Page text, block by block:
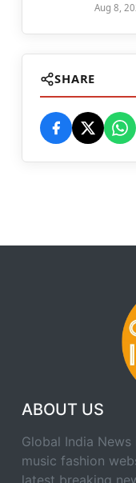
Aug 8,
SHARE
ABOUT US
Global India
music fashion
latest breaking